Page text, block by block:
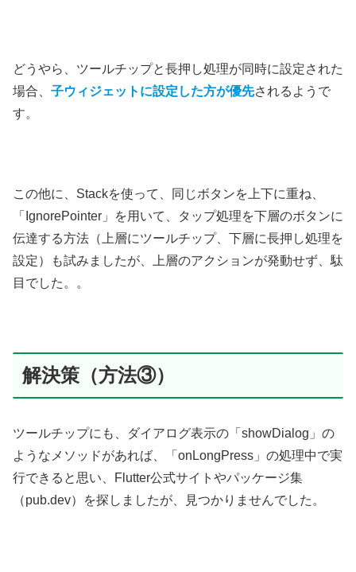
どうやら、ツールチップと長押し処理が同時に設定された
場合、 子ウィジェットに設定した方が優先されるようで
す。
この他に、Stackを使って、同じボタンを上下に重ね、
「IgnorePointer」を用いて、タップ処理を下層のボタンに
伝達する方法（上層にツールチップ、下層に長押し処理を
設定）も試みましたが、上層のアクションが発動せず、駄
目でした。。
解決策（方法③）
ツールチップにも、ダイアログ表示の「showDialog」の
ようなメソッドがあれば、「onLongPress」の処理中で実
行できると思い、Flutter公式サイトやパッケージ集
（pub.dev）を探しましたが、見つかりませんでした。